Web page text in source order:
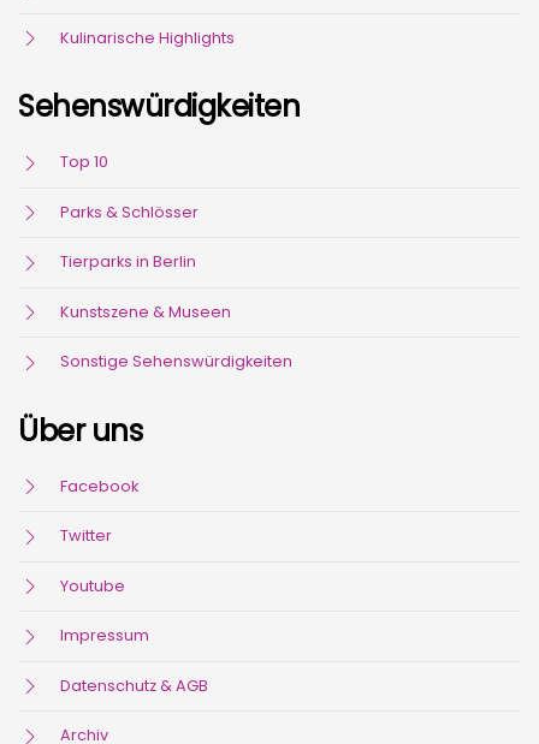
Kulinarische Highlights
Sehenswürdigkeiten
Top 10
Parks & Schlösser
Tierparks in Berlin
Kunstszene & Museen
Sonstige Sehenswürdigkeiten
Über uns
Facebook
Twitter
Youtube
Impressum
Datenschutz & AGB
Archiv